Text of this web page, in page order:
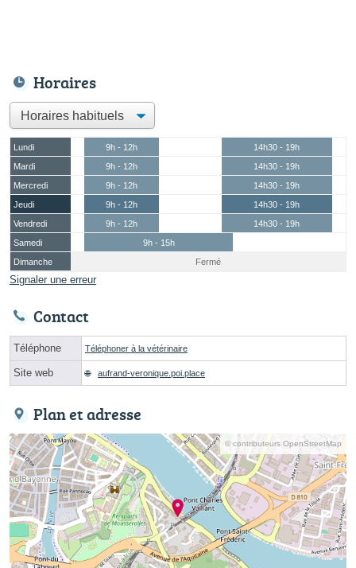
Horaires
Lundi 9h - 12h
14h30 - 19h
Mardi
9h - 12h
14h30 - 19h
Mercredi
9h - 12h
14h30 - 19h
Jeudi
9h - 12h
14h30 - 19h
Vendredi
9h - 12h
14h30 - 19h
Samedi
9h - 15h
Dimanche
Fermé
Signaler une erreur
Contact
Téléphone Téléphoner à la vétérinaire
Site web aufrand-veronique.poi.place
Plan et adresse
© contributeurs OpenStreetMap